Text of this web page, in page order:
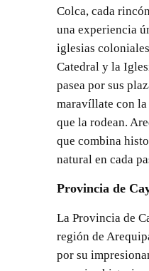
Colca, cada
una experiencia
iglesias
Catedral y la
pasea por sus
maravíllate con
que la rodean.
que combina
natural en cada
Provincia de
La Provincia de
región de
por su